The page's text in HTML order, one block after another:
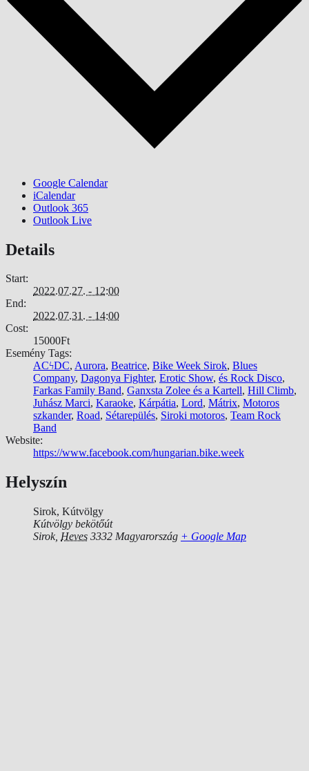
Google Calendar
iCalendar
Outlook 365
Outlook Live
Details
Start:
2022.07.27. - 12:00
End:
2022.07.31. - 14:00
Cost:
15000Ft
Esemény Tags:
ACϟDC, Aurora, Beatrice, Bike Week Sirok, Blues
Company, Dagonya Fighter, Erotic Show, és Rock Disco,
Farkas Family Band, Ganxsta Zolee és a Kartell, Hill Climb,
Juhász Marci, Karaoke, Kárpátia, Lord, Mátrix, Motoros
szkander, Road, Sétarepülés, Siroki motoros, Team Rock
Band
Website:
https://www.facebook.com/hungarian.bike.week
Helyszín
Sirok, Kútvölgy
Kútvölgy bekötőút
Sirok, Heves 3332 Magyarország + Google Map